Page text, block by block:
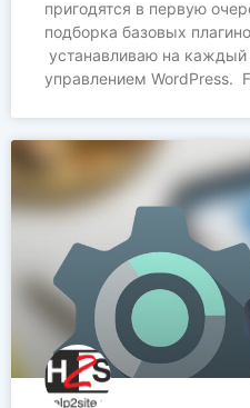
пригодятся в первую
подборка базовых
устанавливаю на каждый
управлением WordPress.